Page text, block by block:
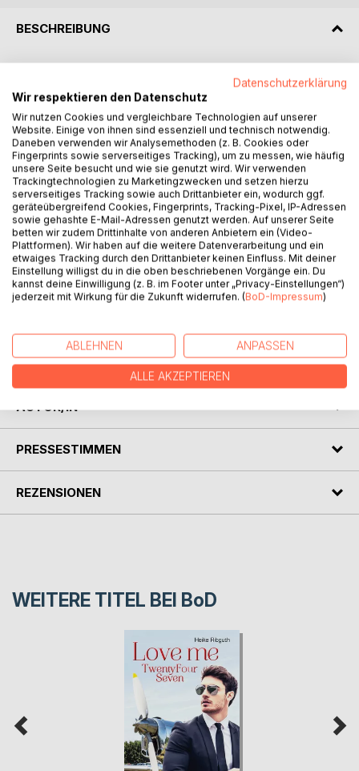
BESCHREIBUNG
Kim beschließt, genau da anzufangen, wo ihr Freund
aufgehört hat: Sie will ihn betrügen. Hals über Kopf
schmiedet sie einen Plan und fliegt nach Las Vegas.
Ihre Devise: Rache ist sexy.
Im Club Rehab trifft sie auf Brody, einen waschechten
Cowboy aus Kalifornien, dem sie beim Tanzen an der
Stange nach einer ungeschickten Drehung direkt in die
Arme fällt.
Pech für Brody, der - blond und blauäugig - zwar aussieht,
als wäre er gerade zum Sexiest Man Alive gekürt worden,
aber so gar nicht in Kims Beuteschema passt.
Hangover ihres Lebens erwacht und ihren eigenen Augen
nicht mehr traut.
AUTOR/IN
PRESSESTIMMEN
REZENSIONEN
WEITERE TITEL BEI BoD
Datenschutzerklärung
Wir respektieren den Datenschutz
Wir nutzen Cookies und vergleichbare Technologien auf unserer
Website. Einige von ihnen sind essenziell und technisch notwendig.
Daneben verwenden wir Analysemethoden (z. B. Cookies oder
Fingerprints sowie serverseitiges Tracking), um zu messen, wie häufig
unsere Seite besucht und wie sie genutzt wird. Wir verwenden
Trackingtechnologien zu Marketingzwecken und setzen hierzu
serverseitiges Tracking sowie auch Drittanbieter ein, wodurch ggf.
geräteübergreifend Cookies, Fingerprints, Tracking-Pixel, IP-Adressen
sowie gehashte E-Mail-Adressen genutzt werden. Auf unserer Seite
betten wir zudem Drittinhalte von anderen Anbietern ein (Video-
Plattformen). Wir haben auf die weitere Datenverarbeitung und ein
etwaiges Tracking durch den Drittanbieter keinen Einfluss. Mit deiner
Einstellung willigst du in die oben beschriebenen Vorgänge ein. Du
kannst deine Einwilligung (z. B. im Footer unter „Privacy-Einstellungen“)
jederzeit mit Wirkung für die Zukunft widerrufen. (BoD-Impressum)
ABLEHNEN ANPASSEN
ALLE AKZEPTIEREN